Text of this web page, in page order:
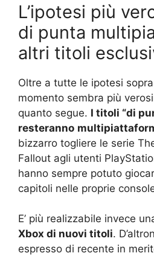
L’ipotesi più
di punta
altri titoli
Oltre a tutte le ipotesi
momento sembra più
quanto segue. I titoli “di
resteranno
bizzarro togliere le serie
Fallout agli utenti
hanno sempre potuto
capitoli nelle proprie
E’ più realizzabile invece
Xbox di nuovi titoli.
espresso di recente in